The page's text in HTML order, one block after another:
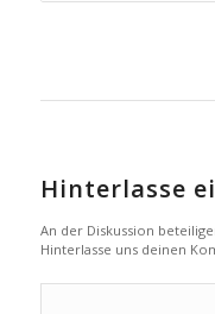
Hinterlasse
An der Diskussion
Hinterlasse uns deinen